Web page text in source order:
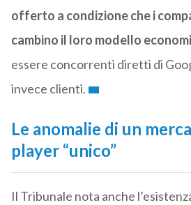
offerto a condizione che i
cambino il loro modello
essere concorrenti diretti di
invece clienti.
Le anomalie di un
player “unico”
Il Tribunale nota anche